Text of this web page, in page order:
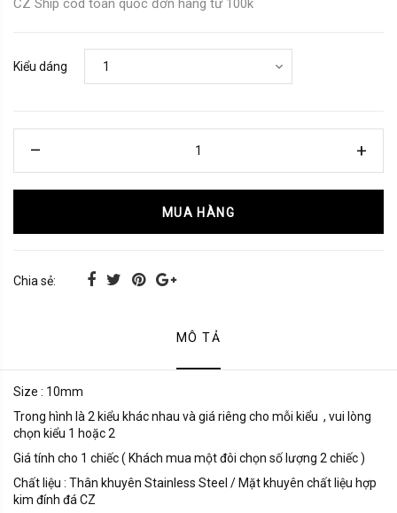
CZ Ship cod toàn quốc đơn hàng từ 100k
Kiểu dáng
MUA HÀNG
Chia sẻ:
MÔ TẢ
Size : 10mm
Trong hình là 2 kiểu khác nhau và giá riêng cho mỗi kiểu , vui lòng
chọn kiểu 1 hoặc 2
Giá tính cho 1 chiếc ( Khách mua một đôi chọn số lượng 2 chiếc )
Chất liệu : Thân khuyên Stainless Steel / Mặt khuyên chất liệu hợp
kim đính đá CZ